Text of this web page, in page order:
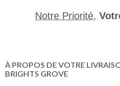
Notre Priorité,
À PROPOS DE VOTRE
BRIGHTS GROVE